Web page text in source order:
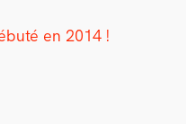
en 2014 !